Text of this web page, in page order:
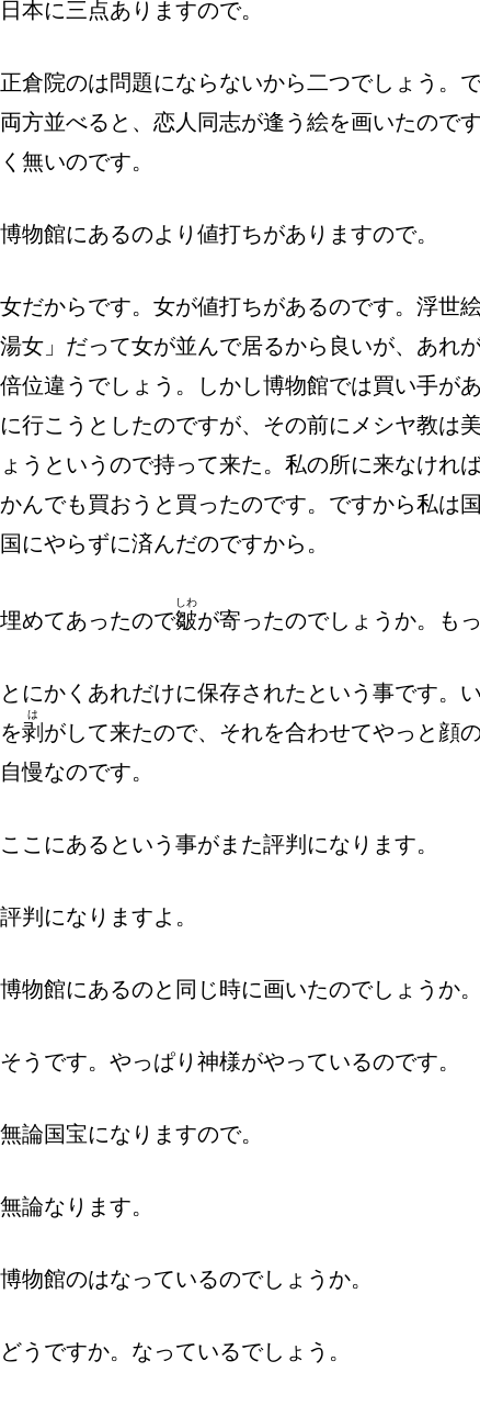
日本に三点ありますので。
正倉院のは問題にならないから二つでしょう。
方並べると、恋人同志が逢う絵を画いたので
無いのです。
博物館にあるのより値打ちがありますので。
女だからです。女が値打ちがあるのです。浮世
女」だって女が並んで居るから良いが、あれ
位違うでしょう。しかし博物館では買い手が
行こうとしたのですが、その前にメシヤ教は
うというので持って来た。私の所に来なけれ
んでも買おうと買ったのです。ですから私は
にやらずに済んだのですから。
埋めてあったので皺
しわ
が寄ったのでしょうか。も
とにかくあれだけに保存されたという事です。
剥
は
がして来たので、それを合わせてやっと顔
慢なのです。
ここにあるという事がまた評判になります。
評判になりますよ。
博物館にあるのと同じ時に画いたのでしょうか。
そうです。やっぱり神様がやっているのです。
無論国宝になりますので。
無論なります。
博物館のはなっているのでしょうか。
どうですか。なっているでしょう。